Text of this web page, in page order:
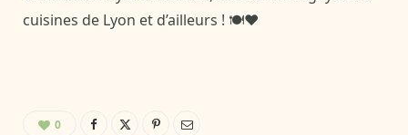
cuisines de Lyon et d’ailleurs ! 🍽️❤️
0